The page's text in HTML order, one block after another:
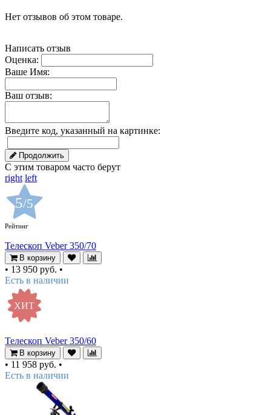
Нет отзывов об этом товаре.
Написать отзыв
Оценка:
Ваше Имя:
Ваш отзыв:
Введите код, указанный на картинке:
Продолжить
С этим товаром часто берут
right left
5/5
Рейтинг
Телескоп Veber 350/70
В корзину
• 13 950 руб. •
Есть в наличии
ХИТ
Телескоп Veber 350/60
В корзину
• 11 958 руб. •
Есть в наличии